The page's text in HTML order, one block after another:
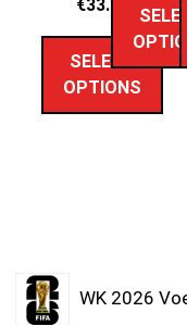
€33.89
SELECT
OPTIONS
WK 2026